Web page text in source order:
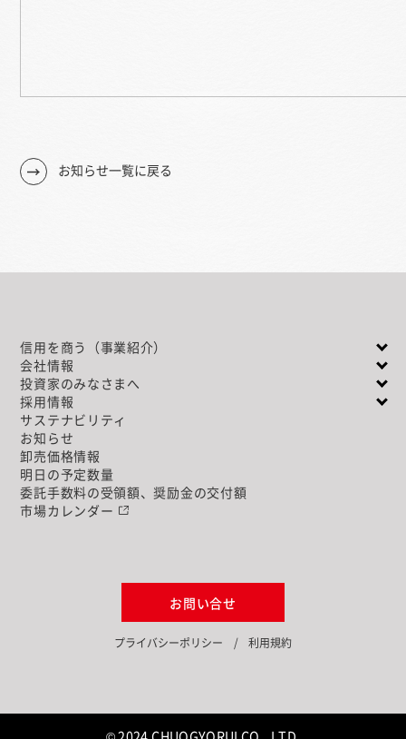
お知らせ一覧に戻る
信用を商う（事業紹介）
会社情報
投資家のみなさまへ
採用情報
サステナビリティ
お知らせ
卸売価格情報
明日の予定数量
委託手数料の受領額、奨励金の交付額
市場カレンダー
お問い合せ
プライバシーポリシー 利用規約